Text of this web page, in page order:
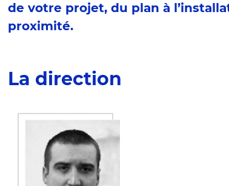
de votre projet, du plan à
proximité.
La direction